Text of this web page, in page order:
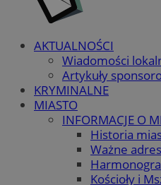
AKTUALNOŚCI
Wiadomości
Artykuły
KRYMINALNE
MIASTO
INFORMACJE O
Historia
Ważne
Kościoły i